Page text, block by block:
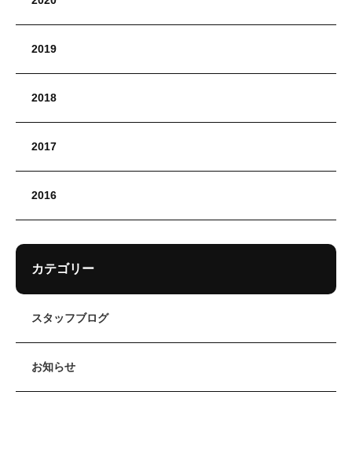
2019
2018
2017
2016
カテゴリー
スタッフブログ
お知らせ